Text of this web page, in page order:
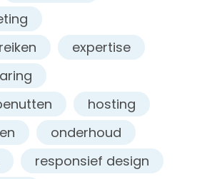
expertise
hosting
onderhoud
responsief design